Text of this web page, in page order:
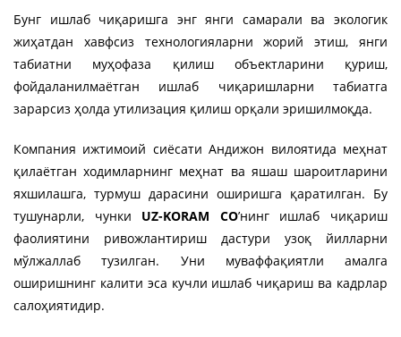
Бунг ишлаб чиқаришга энг янги самарали ва экологик
жиҳатдан хавфсиз технологияларни жорий этиш, янги
табиатни муҳофаза қилиш объектларини қуриш,
фойдаланилмаётган ишлаб чиқаришларни табиатга
зарарсиз ҳолда утилизация қилиш орқали эришилмоқда.
Компания ижтимоий сиёсати Андижон вилоятида меҳнат
қилаётган ходимларнинг меҳнат ва яшаш шароитларини
яхшилашга, турмуш дарасини оширишга қаратилган. Бу
тушунарли, чунки UZ-KORAM CО’нинг ишлаб чиқариш
фаолиятини ривожлантириш дастури узоқ йилларни
мўлжаллаб тузилган. Уни муваффақиятли амалга
оширишнинг калити эса кучли ишлаб чиқариш ва кадрлар
салоҳиятидир.